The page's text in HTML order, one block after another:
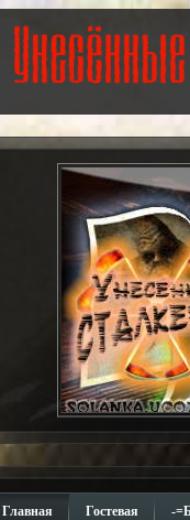
Главная Гостевая -